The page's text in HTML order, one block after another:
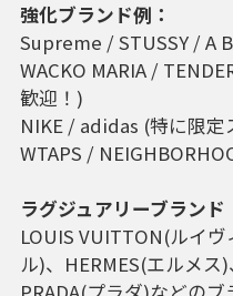
強化ブランド例：
Supreme / STUSSY / A
WACKO MARIA /
歓迎！)
NIKE / adidas (特に限
WTAPS /
ラグジュアリーブランド
LOUIS VUITTON(ルイ
ル)、HERMES(エルメス)